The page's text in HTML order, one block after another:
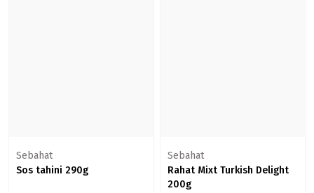
Sebahat
Sos tahini 290g
Sebahat
Rahat Mixt Turkish Delight
200g